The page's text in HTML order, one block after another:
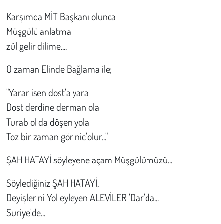
Karşımda MİT Başkanı olunca
Müşgülü anlatma
zül gelir dilime....
O zaman Elinde Bağlama ile;
"Yarar isen dost'a yara
Dost derdine derman ola
Turab ol da döşen yola
Toz bir zaman gör nic'olur..."
ŞAH HATAYİ söyleyene açam Müşgülümüzü...
Söylediğiniz ŞAH HATAYİ,
Deyişlerini Yol eyleyen ALEVİLER 'Dar'da...
Suriye'de...